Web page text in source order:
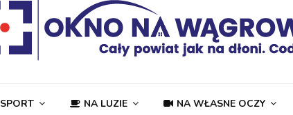
SPORT NA LUZIE NA WŁASNE OCZY